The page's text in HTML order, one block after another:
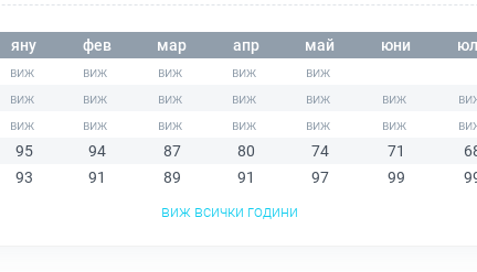
яну фев мар апр май юни
95 94 87 80 74 71
93 91 89 91 97 99
виж всички години